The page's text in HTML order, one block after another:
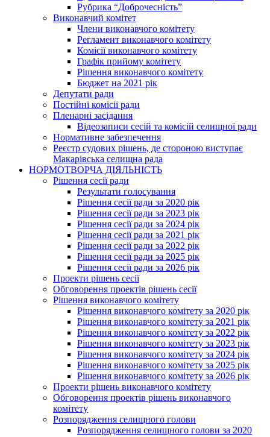
Рубрика “Доброчесність”
Виконавчий комітет
Члени виконавчого комітету
Регламент виконавчого комітету
Комісії виконавчого комітету
Графік прийому комітету
Рішення виконавчого комітету
Бюджет на 2021 рік
Депутати ради
Постійні комісії ради
Пленарні засідання
Відеозаписи сесій та комісій селищної ради
Нормативне забезпечення
Реєстр судових рішень, де стороною виступає
Макарівська селищна рада
НОРМОТВОРЧА ДІЯЛЬНІСТЬ
Рішення сесії ради
Результати голосування
Рішення сесії ради за 2020 рік
Рішення сесії ради за 2023 рік
Рішення сесії ради за 2024 рік
Рішення сесії ради за 2021 рік
Рішення сесії ради за 2022 рік
Рішення сесії ради за 2025 рік
Рішення сесії ради за 2026 рік
Проекти рішень сесії
Обговорення проектів рішень сесії
Рішення виконавчого комітету
Рішення виконавчого комітету за 2020 рік
Рішення виконавчого комітету за 2021 рік
Рішення виконавчого комітету за 2022 рік
Рішення виконавчого комітету за 2023 рік
Рішення виконавчого комітету за 2024 рік
Рішення виконавчого комітету за 2025 рік
Рішення виконавчого комітету за 2026 рік
Проекти рішень виконавчого комітету
Обговорення проектів рішень виконавчого
комітету
Розпорядження селищного голови
Розпорядження селищного голови за 2020